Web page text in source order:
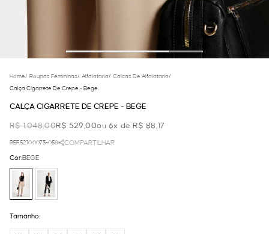
Home/ Roupas Femininas/ Alfaiataria/ Calcas De Alfaiataria/
Calça Cigarrete De Crepe - Bege
CALÇA CIGARRETE DE CREPE - BEGE
R$ 1.048,00R$ 529,00ou 6x de R$ 88,17
REF.52.10.0073-058 COMPARTILHAR
Cor:BEGE
Tamanho: